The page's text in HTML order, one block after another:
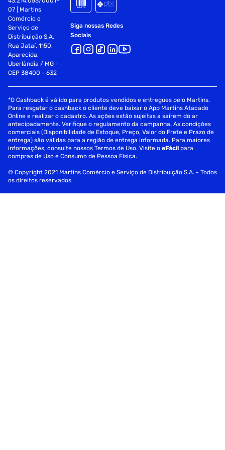
07 | Martins
Comércio e
Serviço de
Distribuição S.A.
Rua Jataí, 1150,
Aparecida,
Uberlândia / MG -
CEP 38400 - 632
Siga nossas Redes
Sociais
*O Cashback é válido para produtos vendidos e entregues pelo Martins.
Para resgatar o cashback o cliente deve baixar o App Martins Atacado
Online e realizar o cadastro. As ações estão sujeitas a saírem do ar
antecipadamente. Verifique o regulamento da campanha. As condições
comerciais (Disponibilidade de Estoque, Preço, Valor do Frete e Prazo de
entrega) são válidas para a região de entrega informada. Para maiores
informações, consulte nossos Termos de Uso. Visite oeFácil para
compras de Uso e Consumo de Pessoa Física.
© Copyright 2021 Martins Comércio e Serviço de Distribuição S.A. - Todos
os direitos reservados